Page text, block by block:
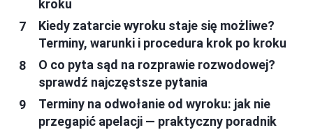
kroku
Kiedy zatarcie wyroku staje się możliwe?
Terminy, warunki i procedura krok po kroku
O co pyta sąd na rozprawie rozwodowej?
sprawdź najczęstsze pytania
Terminy na odwołanie od wyroku: jak nie
przegapić apelacji — praktyczny poradnik